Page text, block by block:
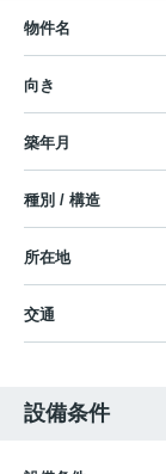
物件名
向き
築年月
種別 / 構造
所在地
交通
設備条件